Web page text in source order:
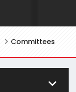
Committees